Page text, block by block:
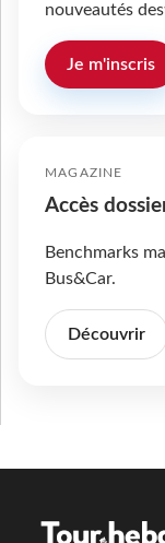
nouveautés
Je m'inscris
MAGAZINE
Accès
Benchmarks
Bus&Car.
Découvrir